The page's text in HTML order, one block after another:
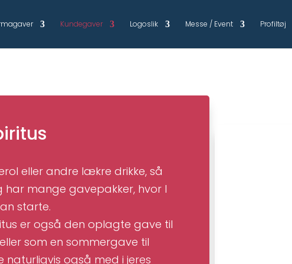
Kundegaver Logoslik Messe / Event Profiltøj
eller andre lækre drikke, så
har mange gavepakker, hvor I
starte.
er også den oplagte gave til
som en sommergave til
også med i jeres